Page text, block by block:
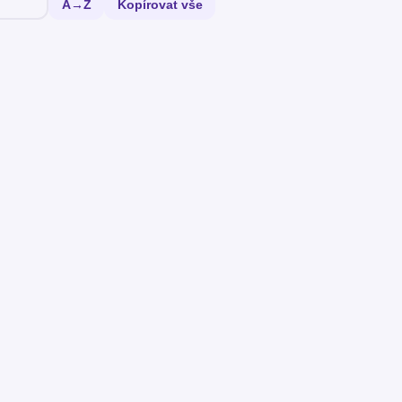
A→Z Kopírovat vše